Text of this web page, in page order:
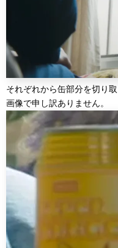
それぞれから缶部分を切り
画像で申し訳ありません。